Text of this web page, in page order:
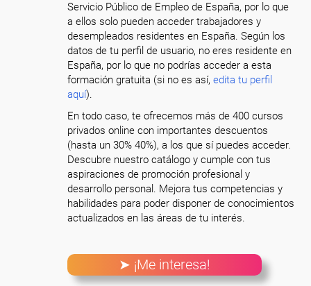
Servicio Público de Empleo de España, por lo que
a ellos solo pueden acceder trabajadores y
desempleados residentes en España. Según los
datos de tu perfil de usuario, no eres residente en
España, por lo que no podrías acceder a esta
formación gratuita (si no es así,edita tu perfil
aquí).
En todo caso, te ofrecemos más de 400 cursos
privados online con importantes descuentos
(hasta un 30% 40%), a los que sí puedes acceder.
Descubre nuestro catálogo y cumple con tus
aspiraciones de promoción profesional y
desarrollo personal. Mejora tus competencias y
habilidades para poder disponer de conocimientos
actualizados en las áreas de tu interés.
➤ ¡Me interesa!